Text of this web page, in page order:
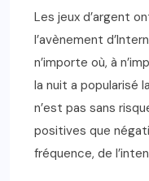
Les jeux d’argent
l’avènement
n’importe où, à
la nuit a popularisé
n’est pas sans
positives que
fréquence, de